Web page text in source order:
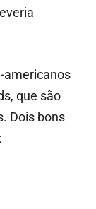
americanos
que são
Dois bons